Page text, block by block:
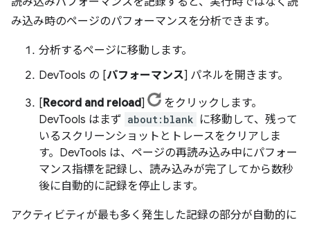
み込み時のページのパフォーマンスを分析できます。
分析するページに移動します。
DevTools の [パフォーマンス] パネルを開きます。
[Record and reload]
をクリックします。
DevTools はまず about:blank に移動して、残って
いるスクリーンショットとトレースをクリアしま
す。DevTools は、ページの再読み込み中にパフォー
マンス指標を記録し、読み込みが完了してから数秒
後に自動的に記録を停止します。
アクティビティが最も多く発生した記録の部分が自動的に